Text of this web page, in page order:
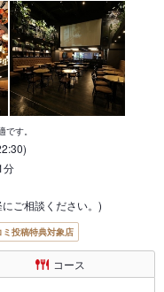
す。
分
ご相談ください。)
ミ投稿特典対象店
コース